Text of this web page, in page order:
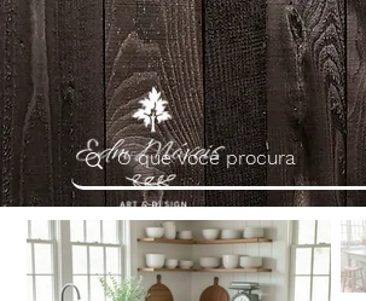
Home >Ilha de Madeira para Cozinha